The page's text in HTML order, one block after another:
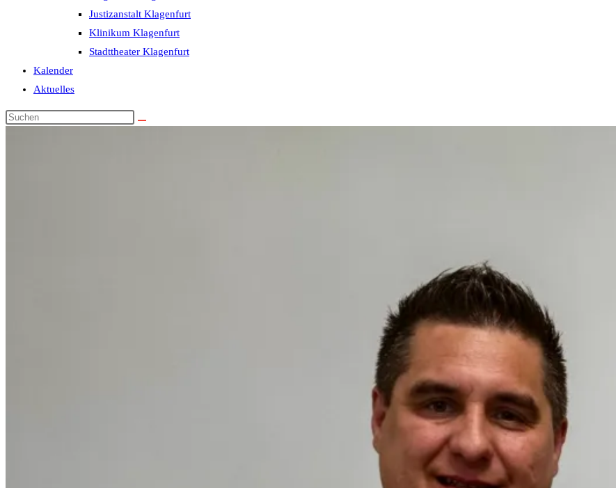
Justizanstalt Klagenfurt
Klinikum Klagenfurt
Stadttheater Klagenfurt
Kalender
Aktuelles
Diese